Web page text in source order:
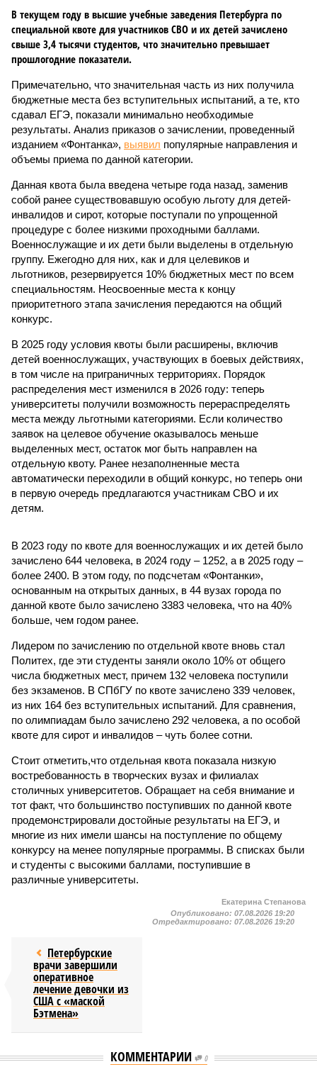
В текущем году в высшие учебные заведения Петербурга по
специальной квоте для участников СВО и их детей зачислено
свыше 3,4 тысячи студентов, что значительно превышает
прошлогодние показатели.
Примечательно, что значительная часть из них получила
бюджетные места без вступительных испытаний, а те, кто
сдавал ЕГЭ, показали минимально необходимые
результаты. Анализ приказов о зачислении, проведенный
изданием «Фонтанка», выявил популярные направления и
объемы приема по данной категории.
Данная квота была введена четыре года назад, заменив
собой ранее существовавшую особую льготу для детей-
инвалидов и сирот, которые поступали по упрощенной
процедуре с более низкими проходными баллами.
Военнослужащие и их дети были выделены в отдельную
группу. Ежегодно для них, как и для целевиков и
льготников, резервируется 10% бюджетных мест по всем
специальностям. Неосвоенные места к концу
приоритетного этапа зачисления передаются на общий
конкурс.
В 2025 году условия квоты были расширены, включив
детей военнослужащих, участвующих в боевых действиях,
в том числе на приграничных территориях. Порядок
распределения мест изменился в 2026 году: теперь
университеты получили возможность перераспределять
места между льготными категориями. Если количество
заявок на целевое обучение оказывалось меньше
выделенных мест, остаток мог быть направлен на
отдельную квоту. Ранее незаполненные места
автоматически переходили в общий конкурс, но теперь они
в первую очередь предлагаются участникам СВО и их
детям.
В 2023 году по квоте для военнослужащих и их детей было
зачислено 644 человека, в 2024 году – 1252, а в 2025 году –
более 2400. В этом году, по подсчетам «Фонтанки»,
основанным на открытых данных, в 44 вузах города по
данной квоте было зачислено 3383 человека, что на 40%
больше, чем годом ранее.
Лидером по зачислению по отдельной квоте вновь стал
Политех, где эти студенты заняли около 10% от общего
числа бюджетных мест, причем 132 человека поступили
без экзаменов. В СПбГУ по квоте зачислено 339 человек,
из них 164 без вступительных испытаний. Для сравнения,
по олимпиадам было зачислено 292 человека, а по особой
квоте для сирот и инвалидов – чуть более сотни.
Стоит отметить,что отдельная квота показала низкую
востребованность в творческих вузах и филиалах
столичных университетов. Обращает на себя внимание и
тот факт, что большинство поступивших по данной квоте
продемонстрировали достойные результаты на ЕГЭ, и
многие из них имели шансы на поступление по общему
конкурсу на менее популярные программы. В списках были
и студенты с высокими баллами, поступившие в
различные университеты.
Екатерина Степанова
Опубликовано: 07.08.2026 19:20
Отредактировано: 07.08.2026 19:20
Петербурские
врачи завершили
оперативное
лечение девочки из
США с «маской
Бэтмена»
КОММЕНТАРИИ 0